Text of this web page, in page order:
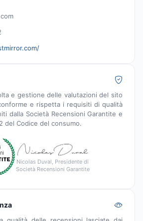
e gestione delle valutazioni del sito
e rispetta i requisiti di qualità
dalla Società Recensioni Garantite e
del Codice del consumo.
Nicolas Duval, Presidente di
Società Recensioni Garantite